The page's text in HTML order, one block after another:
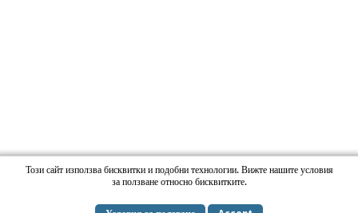
Copyright RadioMilena.com. All Rights Reserved. |
Този сайт използва бисквитки и подобни технологии. Вижте нашите условия
за ползване относно бисквитките.